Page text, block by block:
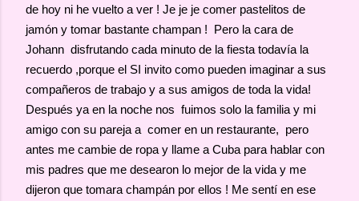
de hoy ni he vuelto a ver ! Je je je comer pastelitos de
jamón y tomar bastante champan ! Pero la cara de
Johann disfrutando cada minuto de la fiesta todavía la
recuerdo ,porque el SI invito como pueden imaginar a sus
compañeros de trabajo y a sus amigos de toda la vida!
Después ya en la noche nos fuimos solo la familia y mi
amigo con su pareja a comer en un restaurante, pero
antes me cambie de ropa y llame a Cuba para hablar con
mis padres que me desearon lo mejor de la vida y me
dijeron que tomara champán por ellos ! Me sentí en ese